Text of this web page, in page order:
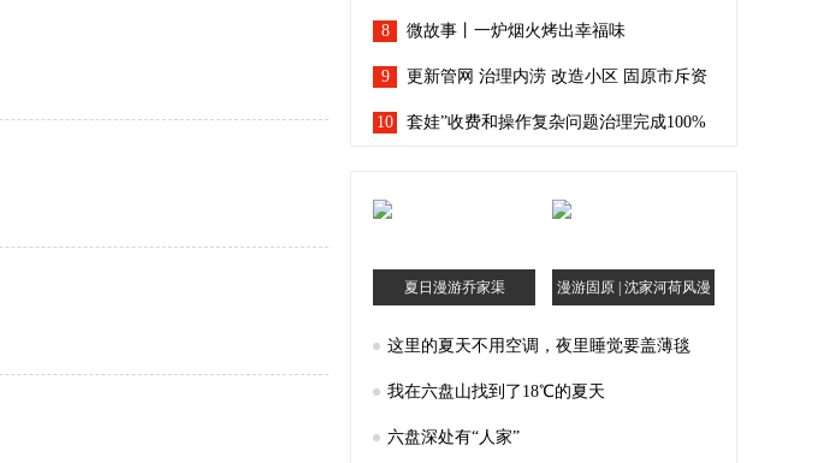
8 微故事丨一炉烟火烤出幸福味
9 更新管网 治理内涝 改造小区 固原市斥资
96.7亿余元让城市“有里有面”
10 套娃”收费和操作复杂问题治理完成100%
夏日漫游乔家渠 漫游固原 | 沈家河荷风漫
这里的夏天不用空调，夜里睡觉要盖薄毯
我在六盘山找到了18℃的夏天
六盘深处有“人家”